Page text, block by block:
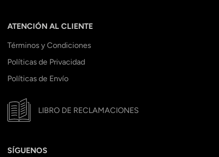
ATENCIÓN AL CLIENTE
Términos y Condiciones
Políticas de Privacidad
Políticas de Envío
LIBRO DE RECLAMACIONES
SÍGUENOS